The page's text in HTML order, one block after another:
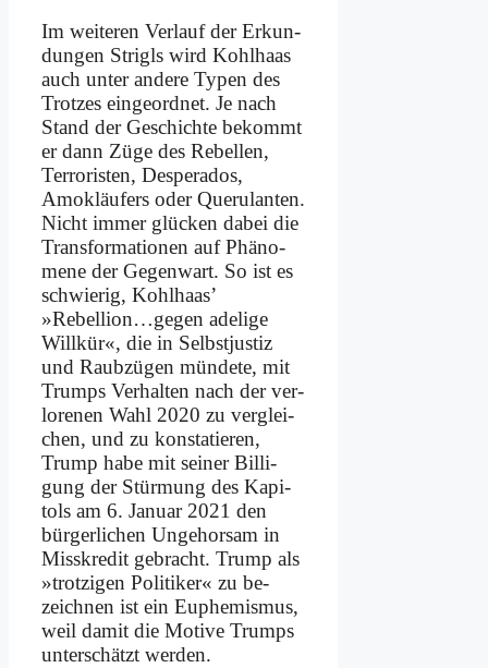
Im wei­te­ren Ver­lauf der Er­kun­
dun­gen Stri­gls wird Kohl­haas
auch un­ter an­de­re Ty­pen des
Trot­zes ein­ge­ord­net. Je nach
Stand der Ge­schich­te be­kommt
er dann Zü­ge des Re­bel­len,
Ter­ro­ri­sten, De­spe­ra­dos,
Amok­läu­fers oder Que­ru­lan­ten.
Nicht im­mer glücken da­bei die
Trans­for­ma­tio­nen auf Phä­no­
me­ne der Ge­gen­wart. So ist es
schwie­rig, Kohl­haas’
»Rebellion…gegen ade­li­ge
Will­kür«, die in Selbst­ju­stiz
und Raub­zü­gen mün­de­te, mit
Trumps Ver­hal­ten nach der ver­
lo­re­nen Wahl 2020 zu ver­glei­
chen, und zu kon­sta­tie­ren,
Trump ha­be mit sei­ner Bil­li­
gung der Stür­mung des Ka­pi­
tols am 6. Ja­nu­ar 2021 den
bür­ger­li­chen Un­ge­hor­sam in
Miss­kre­dit ge­bracht. Trump als
»trot­zi­gen Po­li­ti­ker« zu be­
zeich­nen ist ein Eu­phe­mis­mus,
weil da­mit die Mo­ti­ve Trumps
un­ter­schätzt wer­den.